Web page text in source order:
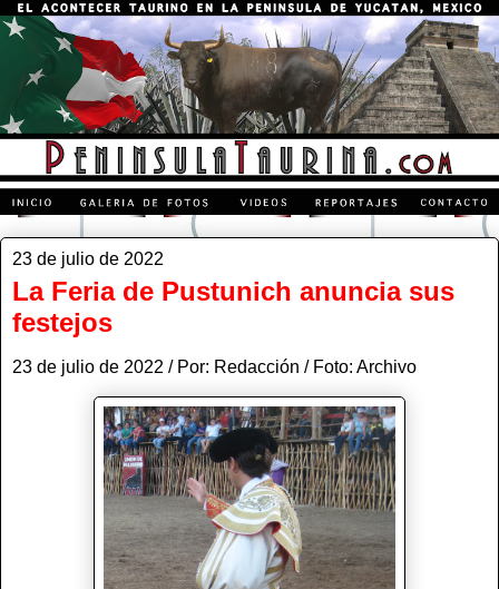
23 de julio de 2022
La Feria de Pustunich anuncia sus
festejos
23 de julio de 2022 / Por: Redacción / Foto: Archivo